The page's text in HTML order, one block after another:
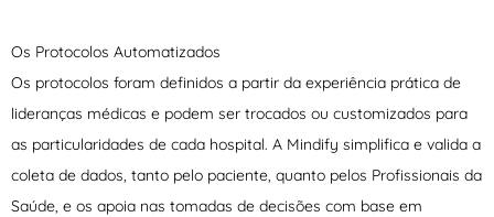
Os Protocolos Automatizados
Os protocolos foram definidos a partir da experiência prática de
lideranças médicas e podem ser trocados ou customizados para
as particularidades de cada hospital. A Mindify simplifica e valida a
coleta de dados, tanto pelo paciente, quanto pelos Profissionais da
Saúde, e os apoia nas tomadas de decisões com base em